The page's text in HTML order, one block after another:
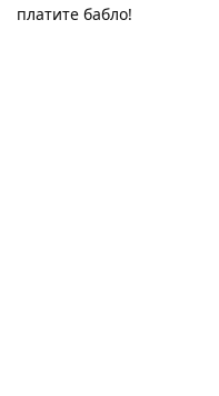
платите бабло!